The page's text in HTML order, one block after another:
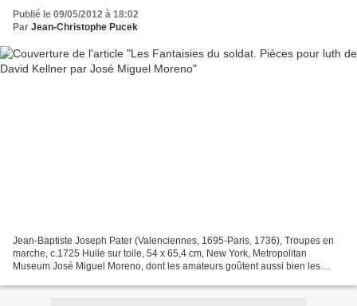
Publié le 09/05/2012 à 18:02
Par Jean-Christophe Pucek
Jean-Baptiste Joseph Pater (Valenciennes, 1695-Paris, 1736), Troupes en
marche, c.1725 Huile sur toile, 54 x 65,4 cm, New York, Metropolitan
Museum José Miguel Moreno, dont les amateurs goûtent aussi bien les